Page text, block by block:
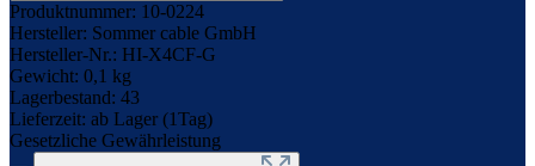
Produktnummer: 10-0224
Hersteller: Sommer cable GmbH
Hersteller-Nr.: HI-X4CF-G
Gewicht: 0,1 kg
Lagerbestand: 43
Lieferzeit: ab Lager (1Tag)
Gesetzliche Gewährleistung